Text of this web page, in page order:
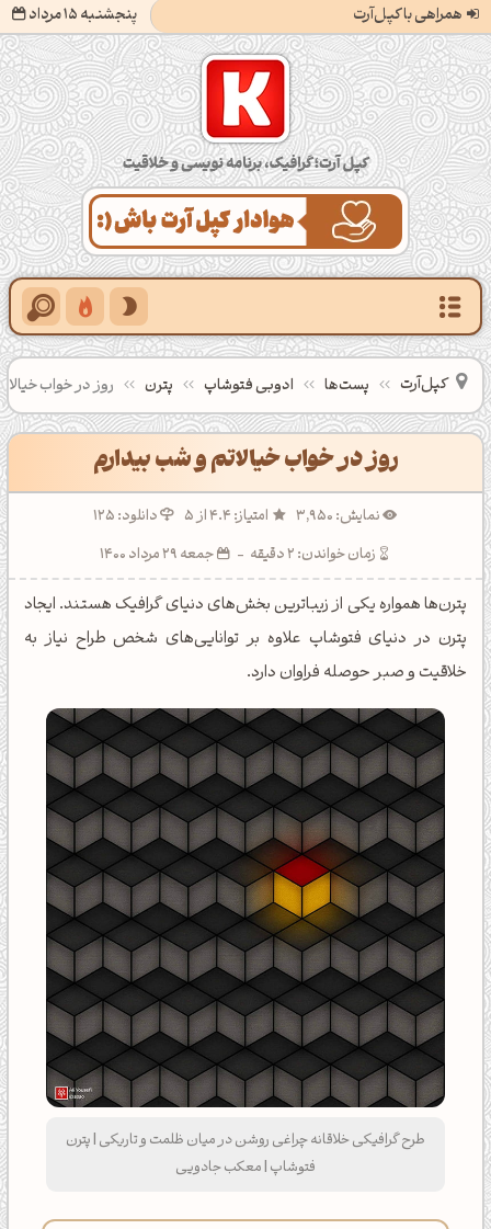
همراهی با کپل‌آرت پنجشنبه 15 مرداد کپل‌آرت؛ گرافیک، برنامه‌نویسی و خلاقیت
کپل‌آرت پست‌ها ادوبی فتوشاپ پترن روز در خواب
روز در خواب خیالاتم و شب بیدارم
نمایش: 3,950 امتیاز: 4.4 از 5
دانلود: 125
زمان خواندن: 2 دقیقه
- جمعه 29 مرداد 1400
پترن‌ها همواره یکی از زیباترین بخش‌های دنیای گرافیک هستند. ایجاد
پترن در دنیای فتوشاپ علاوه بر توانایی‌های شخص طراح نیاز به
خلاقیت و صبر حوصله فراوان دارد.
طرح گرافیکی خلاقانه چراغی روشن در میان ظلمت و تاریکی | پترن
فتوشاپ | معکب جادویی